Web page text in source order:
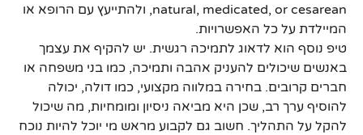
natural, medicated, or cesarean, ולהתייעץ עם הרופא או
המיילדת על כל האפשרויות.
טיפ נוסף הוא לדאוג לתמיכה רגשית. יש להקיף את עצמך
באנשים שיכולים להעניק אהבה ותמיכה, כמו בני משפחה או
חברים קרובים. בחירה במלווה מקצועי, כמו דולה, יכולה
להוסיף ערך רב, שכן היא מביאה ניסיון ומומחיות, מה שיכול
להקל על התהליך. חשוב גם לקבוע מראש מי יוכל להיות נוכח